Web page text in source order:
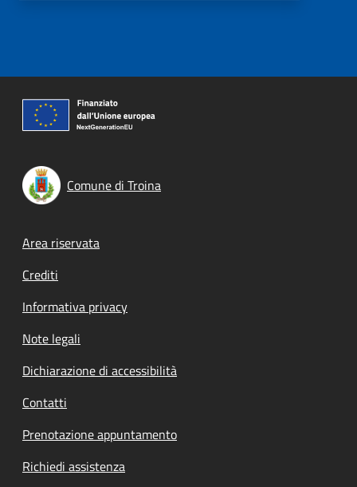
Comune di Troina
Footer menu
Area riservata
Crediti
Informativa privacy
Note legali
Dichiarazione di accessibilità
Contatti
Prenotazione appuntamento
Richiedi assistenza